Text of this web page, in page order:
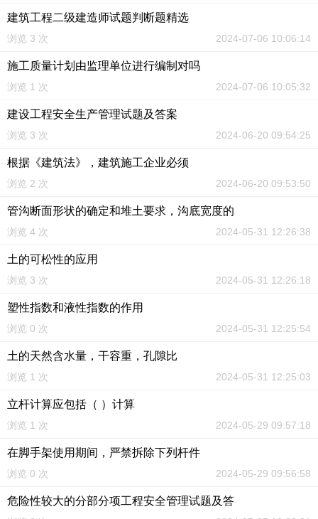
建筑工程二级建造师试题判断题精选
浏览 3 次 2024-07-06 10:06:14
施工质量计划由监理单位进行编制对吗
浏览 1 次 2024-07-06 10:05:32
建设工程安全生产管理试题及答案
浏览 3 次 2024-06-20 09:54:25
根据《建筑法》，建筑施工企业必须
浏览 2 次 2024-06-20 09:53:50
管沟断面形状的确定和堆土要求，沟底宽度的
浏览 4 次 2024-05-31 12:26:38
土的可松性的应用
浏览 3 次 2024-05-31 12:26:18
塑性指数和液性指数的作用
浏览 0 次 2024-05-31 12:25:54
土的天然含水量，干容重，孔隙比
浏览 1 次 2024-05-31 12:25:03
立杆计算应包括（ ）计算
浏览 1 次 2024-05-29 09:57:18
在脚手架使用期间，严禁拆除下列杆件
浏览 0 次 2024-05-29 09:56:58
危险性较大的分部分项工程安全管理试题及答